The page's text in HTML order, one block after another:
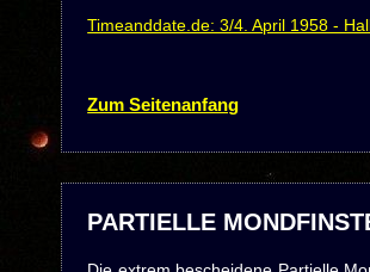
Timeanddate.de: 3/4. April 1958 -
Zum Seitenanfang
PARTIELLE